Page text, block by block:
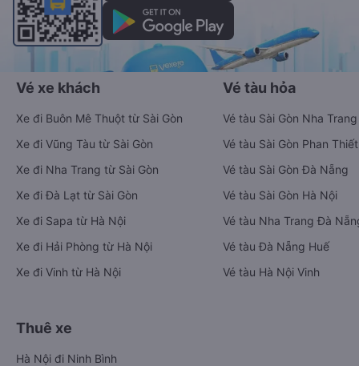
Vé xe khách
Xe đi Buôn Mê Thuột từ Sài Gòn
Xe đi Vũng Tàu từ Sài Gòn
Xe đi Nha Trang từ Sài Gòn
Xe đi Đà Lạt từ Sài Gòn
Xe đi Sapa từ Hà Nội
Xe đi Hải Phòng từ Hà Nội
Xe đi Vinh từ Hà Nội
Vé tàu hỏa
Vé tàu Sài Gòn Nha Trang
Vé tàu Sài Gòn Phan Thiết
Vé tàu Sài Gòn Đà Nẵng
Vé tàu Sài Gòn Hà Nội
Vé tàu Nha Trang Đà
Vé tàu Đà Nẵng Huế
Vé tàu Hà Nội Vinh
Thuê xe
Hà Nội đi Ninh Bình